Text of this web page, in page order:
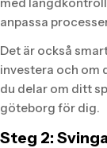
anpassa
Det är också
investera och om
du delar om ditt
göteborg för dig.
Steg 2: